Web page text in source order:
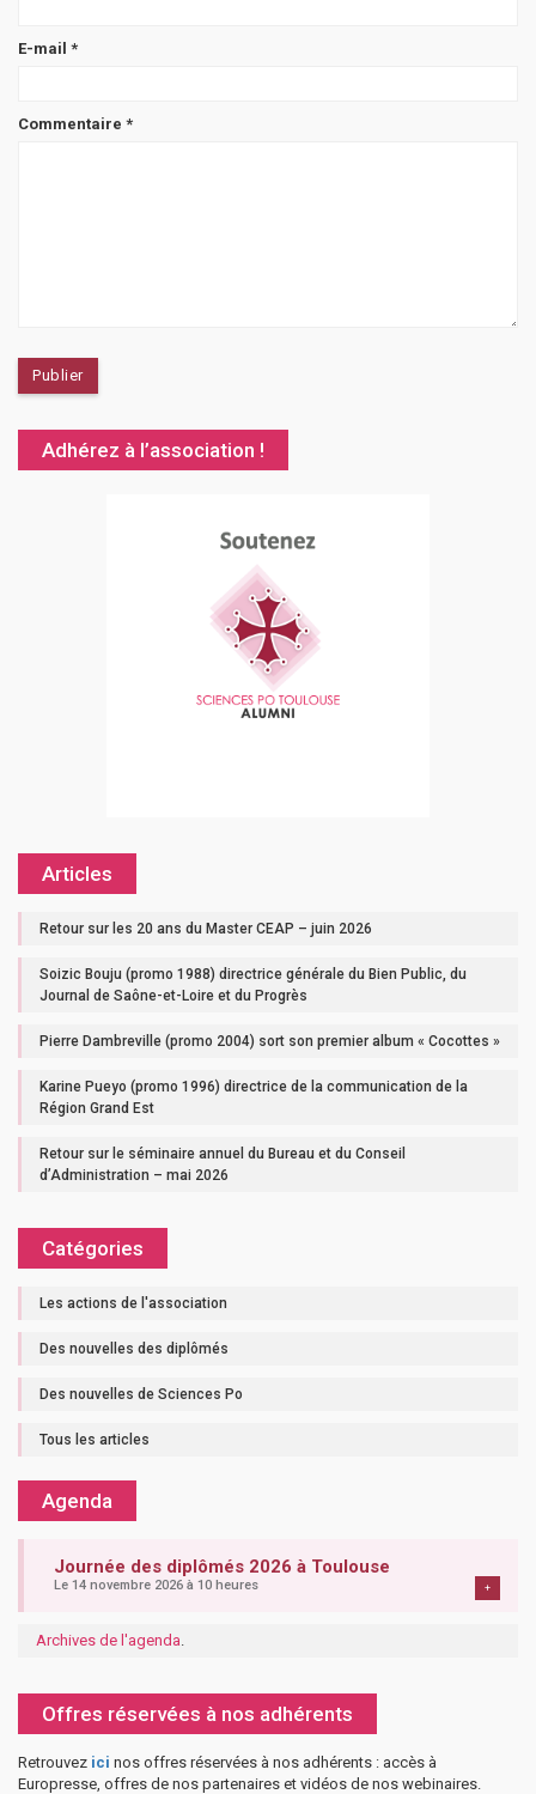
E-mail *
Commentaire *
Adhérez à l’association !
Articles
Retour sur les 20 ans du Master CEAP – juin 2026
Soizic Bouju (promo 1988) directrice générale du Bien Public, du
Journal de Saône-et-Loire et du Progrès
Pierre Dambreville (promo 2004) sort son premier album « Cocottes »
Karine Pueyo (promo 1996) directrice de la communication de la
Région Grand Est
Retour sur le séminaire annuel du Bureau et du Conseil
d’Administration – mai 2026
Catégories
Les actions de l'association
Des nouvelles des diplômés
Des nouvelles de Sciences Po
Tous les articles
Agenda
Journée des diplômés 2026 à Toulouse
Le 14 novembre 2026 à 10 heures +
Archives de l'agenda
Offres réservées à nos adhérents
Retrouvez ici nos offres réservées à nos adhérents : accès à
Europresse, offres de nos partenaires et vidéos de nos webinaires.